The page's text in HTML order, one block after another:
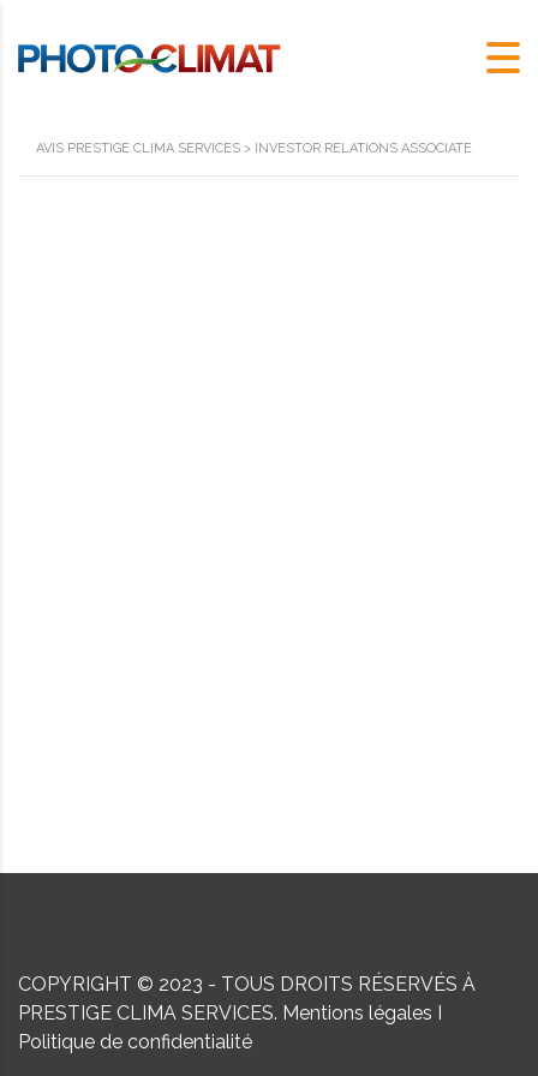
AVIS PRESTIGE CLIMA SERVICES > INVESTOR RELATIONS ASSOCIATE
COPYRIGHT © 2023 - TOUS DROITS RÉSERVÉS À
PRESTIGE CLIMA SERVICES. Mentions légales I
Politique de confidentialité